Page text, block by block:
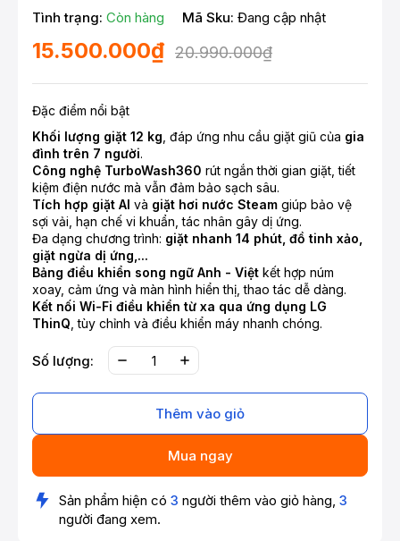
Tình trạng: Còn hàng Mã Sku: Đang cập nhật
15.500.000₫ 20.990.000₫
Đặc điểm nổi bật
Khối lượng giặt 12 kg, đáp ứng nhu cầu giặt giũ của gia
đình trên 7 người.
Công nghệ TurboWash360 rút ngắn thời gian giặt, tiết
kiệm điện nước mà vẫn đảm bảo sạch sâu.
Tích hợp giặt AI và giặt hơi nước Steam giúp bảo vệ
sợi vải, hạn chế vi khuẩn, tác nhân gây dị ứng.
Đa dạng chương trình: giặt nhanh 14 phút, đồ tinh xảo,
giặt ngừa dị ứng,...
Bảng điều khiển song ngữ Anh - Việt kết hợp núm
xoay, cảm ứng và màn hình hiển thị, thao tác dễ dàng.
Kết nối Wi-Fi điều khiển từ xa qua ứng dụng LG
ThinQ, tùy chỉnh và điều khiển máy nhanh chóng.
Số lượng:
Thêm vào giỏ
Mua ngay
Sản phẩm hiện có 3 người thêm vào giỏ hàng, 3
người đang xem.